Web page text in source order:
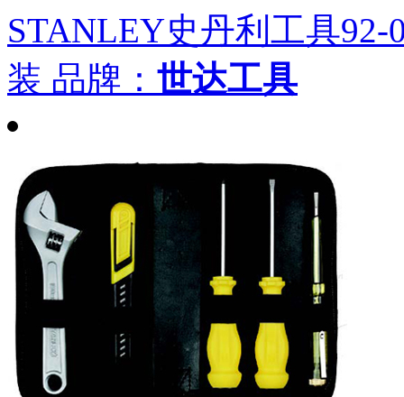
STANLEY史丹利工具92-
装 品牌： 世达工具